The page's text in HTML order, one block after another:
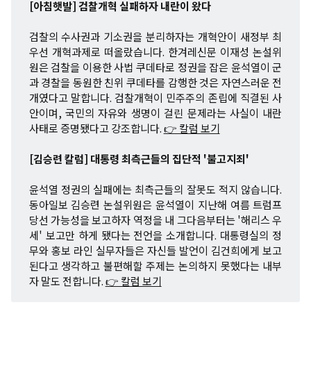
[아침햇발] 검찰개혁 실패하자 내란이 왔다
검찰의 수사권과 기소권을 분리하자는 개혁안이 새정부 최
우선 개혁과제로 떠올랐습니다. 한겨레신문 이재성 논설위
원은 검찰을 이용한 사법 쿠데타로 정권을 잡은 윤석열이 군
과 경찰을 동원한 친위 쿠데타를 감행한 것은 자연스러운 전
개였다고 말합니다. 검찰개혁이 민주주의 존립에 직결된 사
안이며, 국민의 자유와 생명이 걸린 문제라는 사실이 내란
사태로 증명됐다고 강조합니다.👉 칼럼 보기
[김승련 칼럼] 대통령 최측근들의 집단적 '불고지죄'
윤석열 정권의 실패에는 최측근들의 잘못도 적지 않습니다.
동아일보 김승련 논설위원은 윤석열이 지난해 여름 트럼프
당선 가능성을 보고하자 역정을 내 그다음부터는 '해리스 우
세' 보고만 하게 됐다는 전언을 소개합니다. 대통령실의 정
무와 홍보 라인 실무자들은 자신들 발언이 김건희에게 보고
된다고 생각하고 불편해할 주제는 논의하지 못했다는 내부
자 말도 전합니다.👉 칼럼 보기